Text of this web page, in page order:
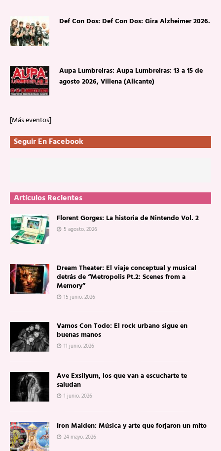
Def Con Dos: Def Con Dos: Gira Alzheimer 2026.
Aupa Lumbreiras: Aupa Lumbreiras: 13 a 15 de
agosto 2026, Villena (Alicante)
[Más eventos]
Seguir En Facebook
Artículos Recientes
Florent Gorges: La historia de Nintendo Vol. 2
5 agosto, 2026
Dream Theater: El viaje conceptual y musical
detrás de “Metropolis Pt.2: Scenes from a
Memory”
15 junio, 2026
Vamos Con Todo: El rock urbano sigue en
buenas manos
11 junio, 2026
Ave Exsilyum, los que van a escucharte te
saludan
1 junio, 2026
Iron Maiden: Música y arte que forjaron un mito
24 mayo, 2026